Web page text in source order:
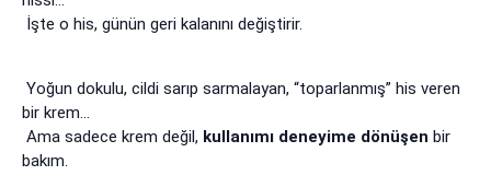
İşte o his, günün geri kalanını değiştirir.
Yoğun dokulu, cildi sarıp sarmalayan, “toparlanmış” his veren
bir krem…
Ama sadece krem değil, kullanımı deneyime dönüşen bir
bakım.